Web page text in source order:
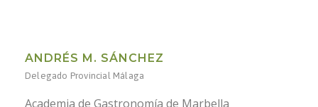
ANDRÉS M. SÁNCHEZ
Delegado Provincial Málaga
Academia de Gastronomía de Marbella